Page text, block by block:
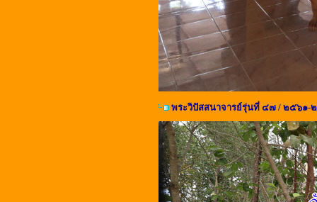
พระวิปัสสนาจารย์รุ่นที่ ๔๗ / ๒๕๖๑-